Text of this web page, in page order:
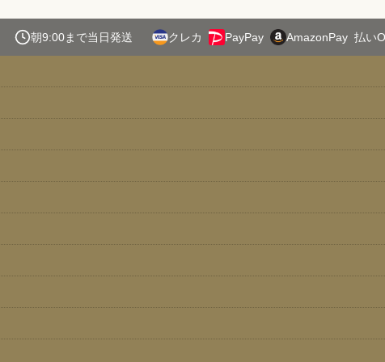
朝9:00まで当日発送 クレカ PayPay AmazonPay 払い